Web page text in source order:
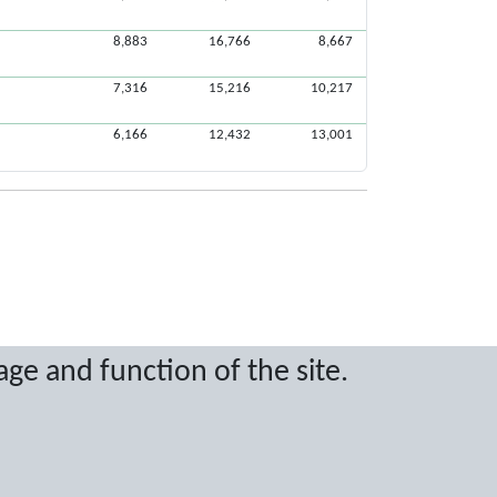
and function of the site.
8,883 16,766 8,667
7,316 15,216 10,217
6,166 12,432 13,001
permission.